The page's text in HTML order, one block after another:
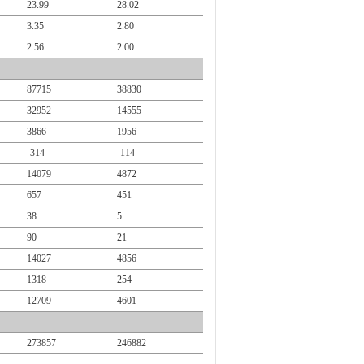
23.99
28.02
3.35
2.80
2.56
2.00
87715
38830
32952
14555
3866
1956
-314
-114
14079
4872
657
451
38
5
90
21
14027
4856
1318
254
12709
4601
273857
246882